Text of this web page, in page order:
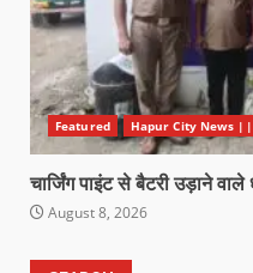
Featured Hapur City News ||
चार्जिंग पाइंट से बैटरी उड़ाने वाले
August 8, 2026